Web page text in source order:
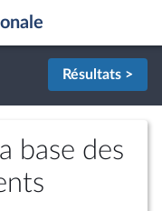
Résultats >
base des